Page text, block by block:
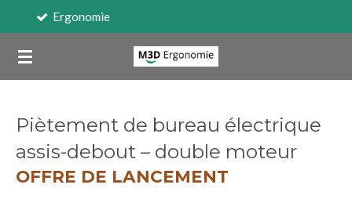
Passer
contenu
principal
Piètement de bureau électrique
assis-debout – double moteur
OFFRE DE LANCEMENT